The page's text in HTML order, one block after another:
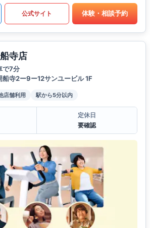
公式サイト 体験・相談予約
寺店
で7分
寺2ー9ー12サンユービル 1F
店舗利用 駅から5分以内
定休日
要確認